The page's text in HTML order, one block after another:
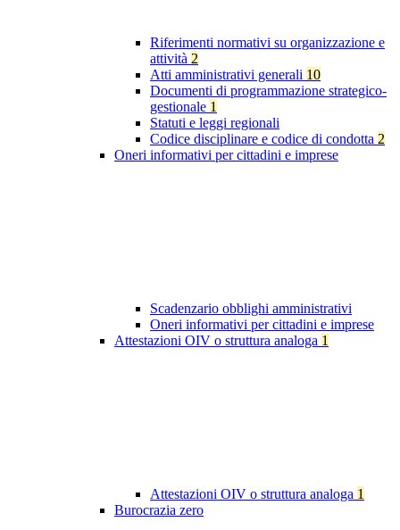
Riferimenti normativi su organizzazione e
attività 2
Atti amministrativi generali 10
Documenti di programmazione strategico-
gestionale 1
Statuti e leggi regionali
Codice disciplinare e codice di condotta 2
Oneri informativi per cittadini e imprese
Scadenzario obblighi amministrativi
Oneri informativi per cittadini e imprese
Attestazioni OIV o struttura analoga 1
Attestazioni OIV o struttura analoga 1
Burocrazia zero